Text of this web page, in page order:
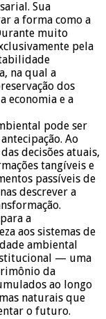
Sua
a forma como a
muito
pela
na qual a
dos
economia e a
pode ser
Ao
decisões atuais,
tangíveis e
passíveis de
descrever a
a
aos sistemas de
ambiental
— uma
da
ao longo
naturais que
o futuro.